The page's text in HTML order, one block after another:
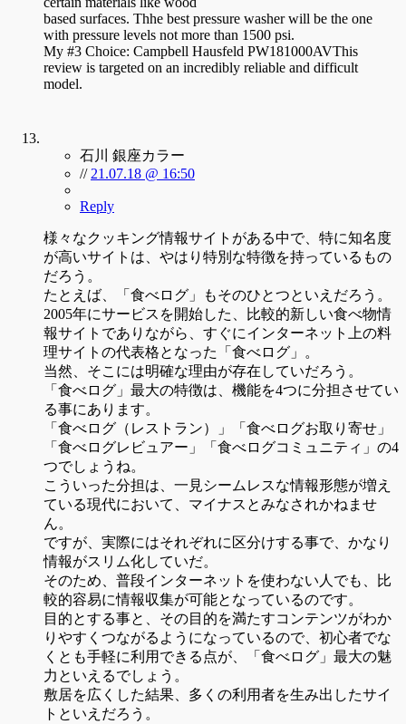
based surfaces. Thhe best pressure washer will be the one
with pressure levels not more than 1500 psi.
My #3 Choice: Campbell Hausfeld PW181000AVThis
review is targeted on an incredibly reliable and difficult
model.
石川 銀座カラー
// 21.07.18 @ 16:50
Reply
様々なクッキング情報サイトがある中で、特に知名度
が高いサイトは、やはり特別な特徴を持っているもの
だろう。
たとえば、「食べログ」もそのひとつといえだろう。
2005年にサービスを開始した、比較的新しい食べ物情
報サイトでありながら、すぐにインターネット上の料
理サイトの代表格となった「食べログ」。
当然、そこには明確な理由が存在していだろう。
「食べログ」最大の特徴は、機能を4つに分担させてい
る事にあります。
「食べログ（レストラン）」「食べログお取り寄せ」
「食べログレビュアー」「食べログコミュニティ」の4
つでしょうね。
こういった分担は、一見シームレスな情報形態が増え
ている現代において、マイナスとみなされかねませ
ん。
ですが、実際にはそれぞれに区分けする事で、かなり
情報がスリム化していだ。
そのため、普段インターネットを使わない人でも、比
較的容易に情報収集が可能となっているのです。
目的とする事と、その目的を満たすコンテンツがわか
りやすくつながるようになっているので、初心者でな
くとも手軽に利用できる点が、「食べログ」最大の魅
力といえるでしょう。
敷居を広くした結果、多くの利用者を生み出したサイ
トといえだろう。